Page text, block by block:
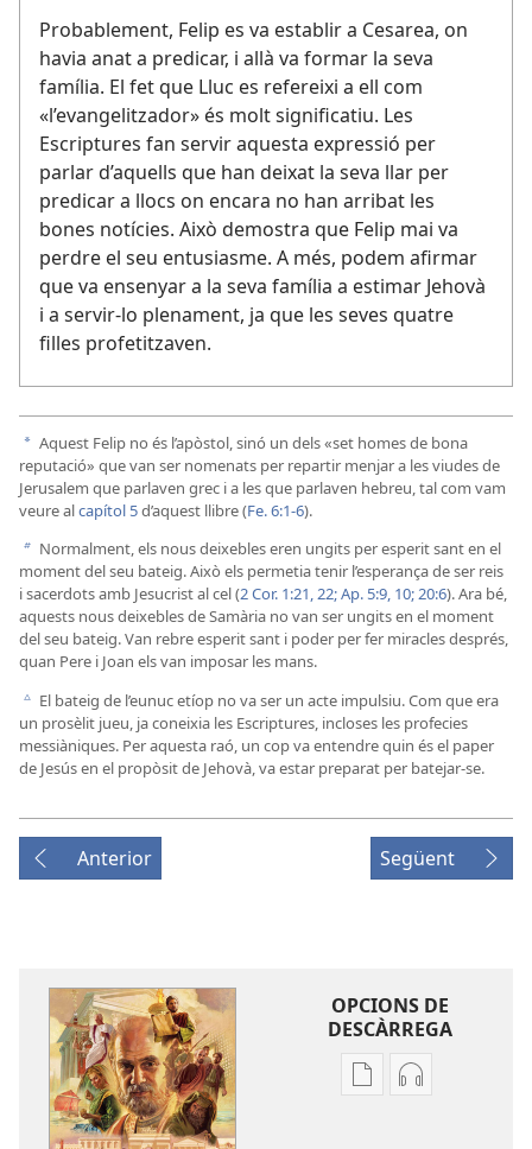
Probablement, Felip es va establir a Cesarea, on
havia anat a predicar, i allà va formar la seva
família. El fet que Lluc es refereixi a ell com
«l’evangelitzador» és molt significatiu. Les
Escriptures fan servir aquesta expressió per
parlar d’aquells que han deixat la seva llar per
predicar a llocs on encara no han arribat les
bones notícies. Això demostra que Felip mai va
perdre el seu entusiasme. A més, podem afirmar
que va ensenyar a la seva família a estimar Jehovà
i a servir-lo plenament, ja que les seves quatre
filles profetitzaven.
a Aquest Felip no és l’apòstol, sinó un dels «set homes de bona
reputació» que van ser nomenats per repartir menjar a les viudes de
Jerusalem que parlaven grec i a les que parlaven hebreu, tal com vam
veure alcapítol 5d’aquest llibre (Fe. 6:1-6).
b Normalment, els nous deixebles eren ungits per esperit sant en el
moment del seu bateig. Això els permetia tenir l’esperança de ser reis
i sacerdots amb Jesucrist al cel (2 Cor. 1:21, 22;Ap. 5:9, 10;20:6). Ara bé,
aquests nous deixebles de Samària no van ser ungits en el moment
del seu bateig. Van rebre esperit sant i poder per fer miracles després,
quan Pere i Joan els van imposar les mans.
c El bateig de l’eunuc etíop no va ser un acte impulsiu. Com que era
un prosèlit jueu, ja coneixia les Escriptures, incloses les profecies
messiàniques. Per aquesta raó, un cop va entendre quin és el paper
de Jesús en el propòsit de Jehovà, va estar preparat per batejar-se.
Anterior Següent
OPCIONS DE
DESCÀRREGA
OpcionsOpcions